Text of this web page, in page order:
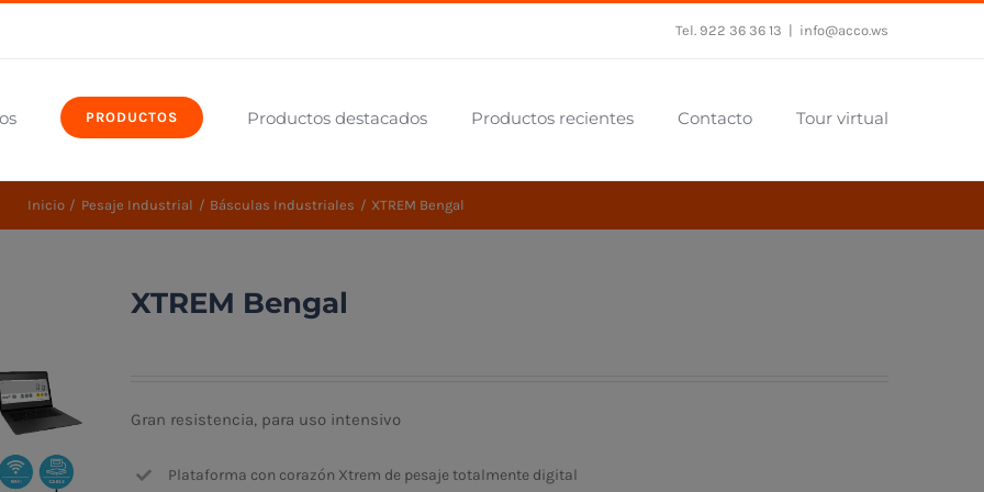
Tel. 922 36 36 13 info@acco.ws
PRODUCTOS Productos destacados Productos recientes Contacto Tour virtual
Inicio Pesaje Industrial Básculas Industriales XTREM Bengal
XTREM Bengal
Gran resistencia, para uso intensivo
Plataforma con corazón Xtrem de pesaje totalmente digital